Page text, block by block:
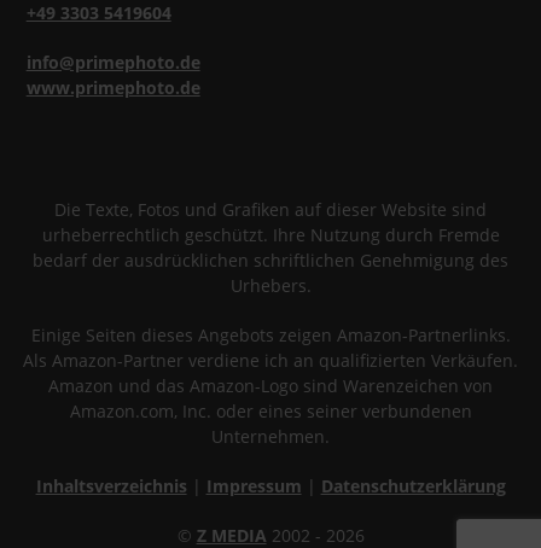
+49 3303 5419604
info@primephoto.de
www.primephoto.de
Die Texte, Fotos und Grafiken auf dieser Website sind
urheberrechtlich geschützt. Ihre Nutzung durch Fremde
bedarf der ausdrücklichen schriftlichen Genehmigung des
Urhebers.
Einige Seiten dieses Angebots zeigen Amazon-Partnerlinks.
Als Amazon-Partner verdiene ich an qualifizierten Verkäufen.
Amazon und das Amazon-Logo sind Warenzeichen von
Amazon.com, Inc. oder eines seiner verbundenen
Unternehmen.
Inhaltsverzeichnis | Impressum | Datenschutzerklärung
© Z MEDIA 2002 - 2026